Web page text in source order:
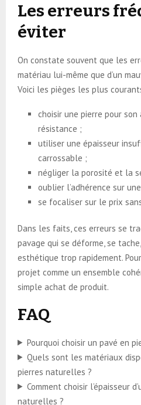
Les erreurs
éviter
On constate souvent que les
matériau lui-même que d’un
Voici les pièges les plus
choisir une pierre pour
résistance ;
utiliser une épaisseur
carrossable ;
négliger la porosité et la
oublier l’adhérence sur
se focaliser sur le prix
Dans les faits, ces erreurs se
pavage qui se déforme, se
esthétique trop rapidement.
projet comme un ensemble
simple achat de produit.
FAQ
Pourquoi choisir un pavé en
Quels sont les matériaux
pierres naturelles ?
Comment choisir l’épaisseur
naturelles ?